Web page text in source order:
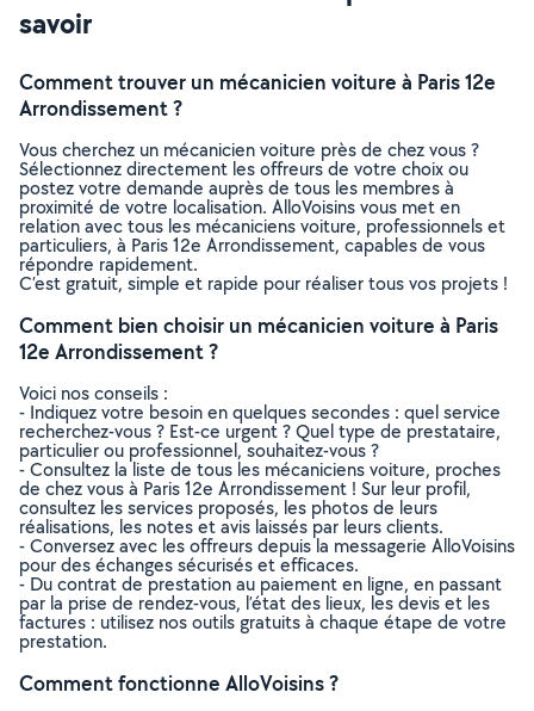
savoir
Comment trouver un mécanicien voiture à Paris 12e
Arrondissement ?
Vous cherchez un mécanicien voiture près de chez vous ?
Sélectionnez directement les offreurs de votre choix ou
postez votre demande auprès de tous les membres à
proximité de votre localisation. AlloVoisins vous met en
relation avec tous les mécaniciens voiture, professionnels et
particuliers, à Paris 12e Arrondissement, capables de vous
répondre rapidement.
C’est gratuit, simple et rapide pour réaliser tous vos projets !
Comment bien choisir un mécanicien voiture à Paris
12e Arrondissement ?
Voici nos conseils :
- Indiquez votre besoin en quelques secondes : quel service
recherchez-vous ? Est-ce urgent ? Quel type de prestataire,
particulier ou professionnel, souhaitez-vous ?
- Consultez la liste de tous les mécaniciens voiture, proches
de chez vous à Paris 12e Arrondissement ! Sur leur profil,
consultez les services proposés, les photos de leurs
réalisations, les notes et avis laissés par leurs clients.
- Conversez avec les offreurs depuis la messagerie AlloVoisins
pour des échanges sécurisés et efficaces.
- Du contrat de prestation au paiement en ligne, en passant
par la prise de rendez-vous, l’état des lieux, les devis et les
factures : utilisez nos outils gratuits à chaque étape de votre
prestation.
Comment fonctionne AlloVoisins ?